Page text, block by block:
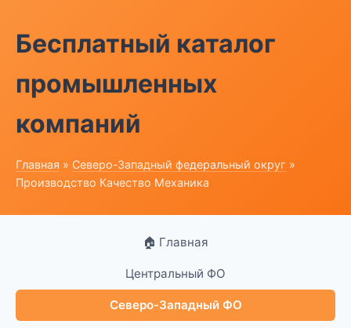
Бесплатный каталог
промышленных
компаний
Главная » Северо-Западный федеральный округ »
Производство Качество Механика
🏠 Главная
Центральный ФО
Северо-Западный ФО